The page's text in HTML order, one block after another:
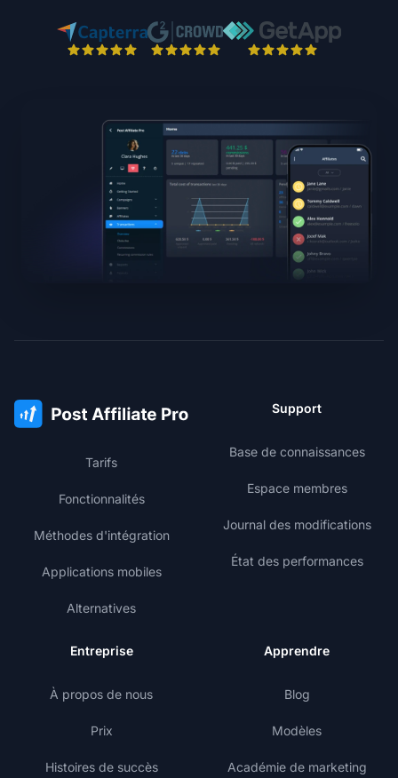
Tarifs
Fonctionnalités
Méthodes d'intégration
Applications mobiles
Alternatives
Support
Base de connaissances
Espace membres
Journal des modifications
État des performances
Entreprise
À propos de nous
Prix
Histoires de succès
Apprendre
Blog
Modèles
Académie de marketing